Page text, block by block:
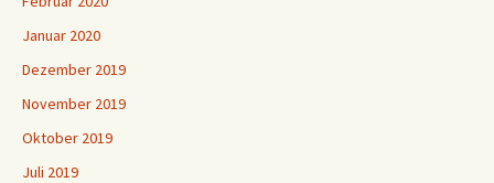
Januar 2020
Dezember 2019
November 2019
Oktober 2019
Juli 2019